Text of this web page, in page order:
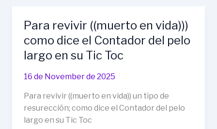
descuento
en
el
Pack
Completo
en
cualquier
producto
Para revivir ((muerto en vida)))
como dice el Contador del pelo
largo en su Tic Toc
16 de November de 2025
Para revivir ((muerto en vida)) un tipo de
resurección; como dice el Contador del pelo
largo en su Tic Toc